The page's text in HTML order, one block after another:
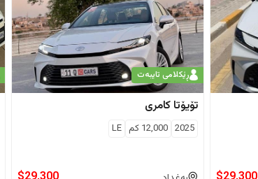
ڕێکلامی تایبەت
تۆیۆتا کامری
2025
12,000 كم LE